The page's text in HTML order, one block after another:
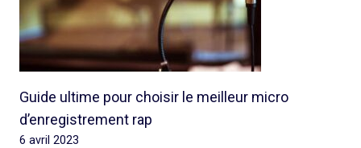
Guide ultime pour choisir le meilleur micro
d’enregistrement rap
6 avril 2023